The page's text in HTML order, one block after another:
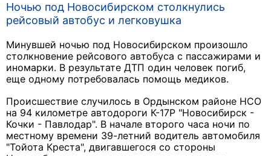
Ночью под Новосибирском столкнулись
рейсовый автобус и легковушка
Минувшей ночью под Новосибирском произошло
столкновение рейсового автобуса с пассажирами и
иномарки. В результате ДТП один человек погиб,
еще одному потребовалась помощь медиков.
Происшествие случилось в Ордынском районе НСО
на 94 километре автодороги К-17Р "Новосибирск -
Кочки - Павлодар". В начале второго часа ночи по
местному времени 39-летний водитель автомобиля
"Тойота Креста", двигавшегося со стороны